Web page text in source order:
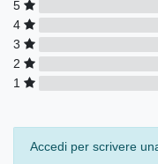
5
4
3
2
1
Accedi per scrivere